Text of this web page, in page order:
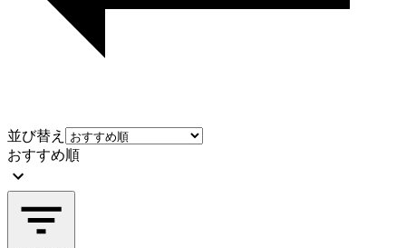
並び替え
おすすめ順